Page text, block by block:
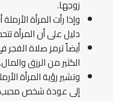
زوجها.
وإذا رأت المرأة
دليل على أن المرأة
أيضاً ترمز صلاة الفجر
الكثير من الرزق والمال.
وتشير رؤية المرأة
إلى عودة شخص محبب